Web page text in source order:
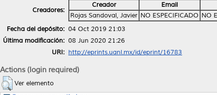
Creadores:
Creador
Email
Rojas Sandoval, Javier NO ESPECIFICADO NO
Fecha del depósito: 04 Oct 2019 21:03
Última modificación: 08 Jun 2020 21:26
URI: http://eprints.uanl.mx/id/eprint/16783
Actions (login required)
Ver elemento